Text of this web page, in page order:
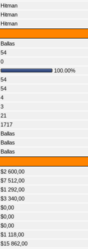
Hitman
Hitman
Hitman
Ballas
54
0
100.00%
54
54
4
3
21
1717
Ballas
Ballas
Ballas
$2 600,00
$7 512,00
$1 292,00
$3 340,00
$0,00
$0,00
$0,00
$1 118,00
$15 862,00